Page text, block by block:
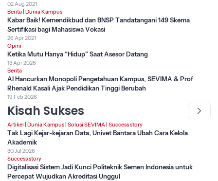
02 Aug 2021
Berita Dunia Kampus
Kabar Baik! Kemendikbud dan BNSP Tandatangani 149 Skema
Sertifikasi bagi Mahasiswa Vokasi
26 Apr 2021
Opini
Ketika Mutu Hanya “Hidup” Saat Asesor Datang
13 Apr 2026
Berita
AI Hancurkan Monopoli Pengetahuan Kampus, SEVIMA & Prof
Rhenald Kasali Ajak Pendidikan Tinggi Berubah
19 Feb 2026
Kisah Sukses
Artikel Dunia Kampus Solusi SEVIMA Success story
Tak Lagi Kejar-kejaran Data, Univet Bantara Ubah Cara Kelola
Akademik
30 Jul 2026
Success story
Digitalisasi Sistem Jadi Kunci Politeknik Semen Indonesia untuk
Percepat Wujudkan Akreditasi Unggul